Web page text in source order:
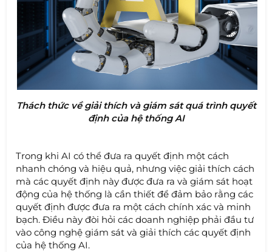
Thách thức về giải thích và giám sát quá trình quyết
định của hệ thống AI
Trong khi AI có thể đưa ra quyết định một cách
nhanh chóng và hiệu quả, nhưng việc giải thích cách
mà các quyết định này được đưa ra và giám sát hoạt
động của hệ thống là cần thiết để đảm bảo rằng các
quyết định được đưa ra một cách chính xác và minh
bạch. Điều này đòi hỏi các doanh nghiệp phải đầu tư
vào công nghệ giám sát và giải thích các quyết định
của hệ thống AI.